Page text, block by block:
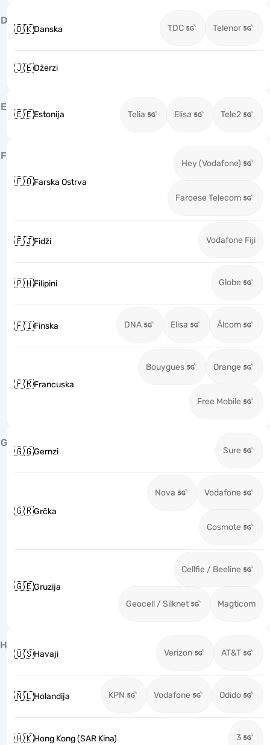
D
🇩🇰Danska TDC Telenor
🇯🇪Džerzi
E
🇪🇪Estonija Telia Elisa Tele2
F
🇫🇴Farska Ostrva
Hey (Vodafone)
Faroese Telecom
🇫🇯Fidži Vodafone Fiji
🇵🇭Filipini Globe
🇫🇮Finska DNA Elisa Ålcom
🇫🇷Francuska
Bouygues Orange
Free Mobile
G
🇬🇬Gernzi Sure
🇬🇷Grčka
Nova Vodafone
Cosmote
🇬🇪Gruzija
Cellfie / Beeline
Geocell / Silknet Magticom
H
🇺🇸Havaji Verizon AT&T
🇳🇱Holandija KPN Vodafone Odido
🇭🇰Hong Kong (SAR Kina) 3